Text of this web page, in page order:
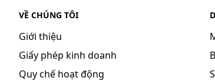
Khi quá liều xảy ra, chưa có biện pháp
Tích cực theo dõi để có biện pháp xử trí
Làm gì khi quên 1 liều?
VỀ CHÚNG TÔI
Giới thiệu
Giấy phép kinh doanh
Quy chế hoạt động